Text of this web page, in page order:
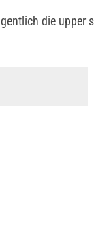
die upper